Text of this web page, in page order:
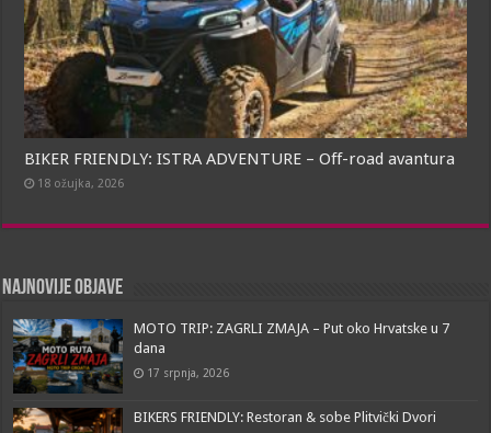
BIKER FRIENDLY: ISTRA ADVENTURE – Off-road avantura
18 ožujka, 2026
Najnovije objave
MOTO TRIP: ZAGRLI ZMAJA – Put oko Hrvatske u 7
dana
17 srpnja, 2026
BIKERS FRIENDLY: Restoran & sobe Plitvički Dvori